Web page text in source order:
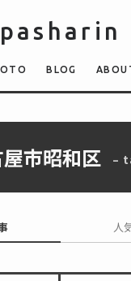
pasharin
BLOG
市昭和区 –
人